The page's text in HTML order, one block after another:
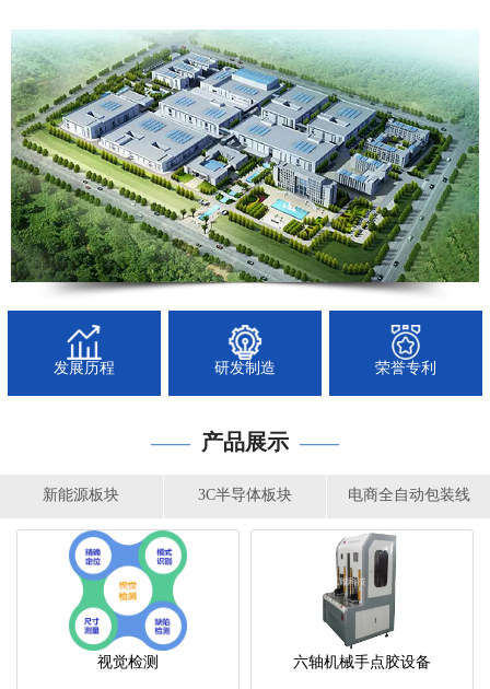
发展历程 研发制造 荣誉专利
—— 产品展示 ——
新能源板块 3C半导体板块 电商全自动包装线
视觉检测 六轴机械手点胶设备